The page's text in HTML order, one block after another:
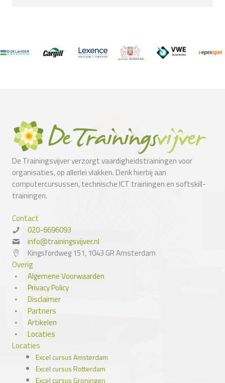
De Trainingsvijver verzorgt vaardigheidstrainingen voor
organisaties, op allerlei vlakken. Denk hierbij aan
computercursussen, technische ICT trainingen en softskill-
trainingen.
Contact
020-6696093
info@trainingsvijver.nl
Kingsfordweg 151, 1043 GR Amsterdam
Overig
Algemene Voorwaarden
Privacy Policy
Disclaimer
Partners
Artikelen
Locaties
Locaties
Excel cursus Amsterdam
Excel cursus Rotterdam
Excel cursus Groningen